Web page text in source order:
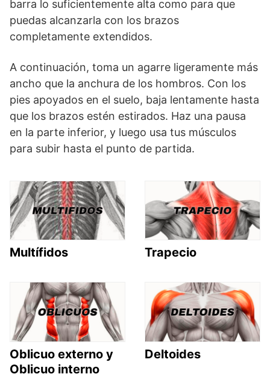
barra lo suficientemente alta como para que
puedas alcanzarla con los brazos
completamente extendidos.
A continuación, toma un agarre ligeramente más
ancho que la anchura de los hombros. Con los
pies apoyados en el suelo, baja lentamente hasta
que los brazos estén estirados. Haz una pausa
en la parte inferior, y luego usa tus músculos
para subir hasta el punto de partida.
Multífidos Trapecio
Oblicuo externo y
Oblicuo interno
Deltoides